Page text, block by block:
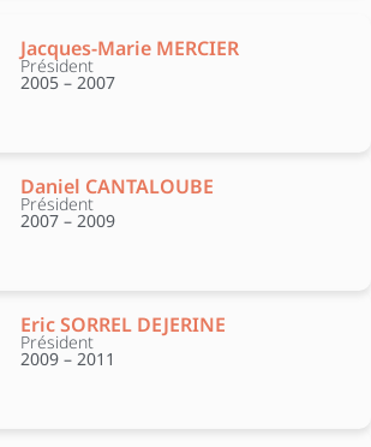
Jacques-Marie MERCIER
Président
2005 – 2007
Daniel CANTALOUBE
Président
2007 – 2009
Eric SORREL DEJERINE
Président
2009 – 2011